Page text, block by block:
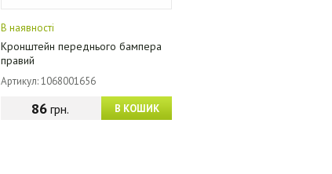
В наявності
Кронштейн переднього бампера
правий
Артикул: 1068001656
В КОШИК
86грн.